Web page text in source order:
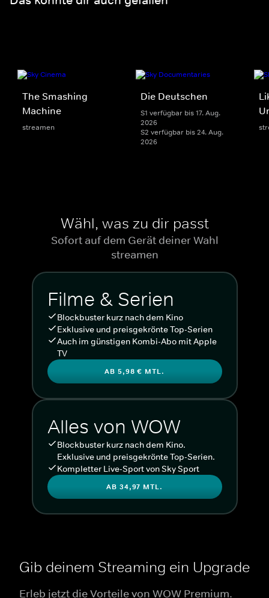
The Smashing
Machine
streamen
Die Deutschen
S1 verfügbar bis 17. Aug.
2026
S2 verfügbar bis 24. Aug.
2026
Wähl, was zu dir passt
Sofort auf dem Gerät deiner Wahl
streamen
Filme & Serien
Blockbuster kurz nach dem Kino
Exklusive und preisgekrönte Top-Serien
Auch im günstigen Kombi-Abo mit Apple
TV
AB 5,98 € MTL.
Alles von WOW
Blockbuster kurz nach dem Kino.
Exklusive und preisgekrönte Top-Serien.
Kompletter Live-Sport von Sky Sport
AB 34,97 MTL.
Gib deinem Streaming ein Upgrade
Erleb jetzt die Vorteile von WOW Premium.